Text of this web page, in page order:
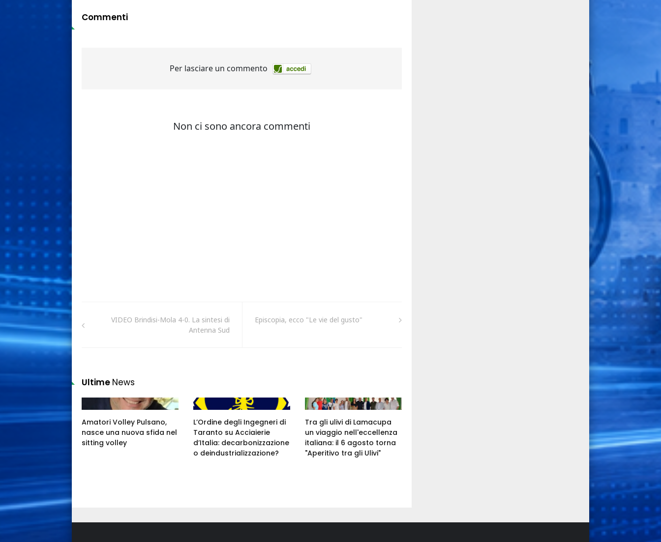
Commenti
VIDEO Brindisi-Mola 4-0. La sintesi di
Antenna Sud
Episcopia, ecco "Le vie del gusto"
Ultime News
Amatori Volley Pulsano,
nasce una nuova sfida nel
sitting volley
L’Ordine degli Ingegneri di
Taranto su Acciaierie
d’Italia: decarbonizzazione
o deindustrializzazione?
Tra gli ulivi di Lamacupa
un viaggio nell'eccellenza
italiana: il 6 agosto torna
"Aperitivo tra gli Ulivi"